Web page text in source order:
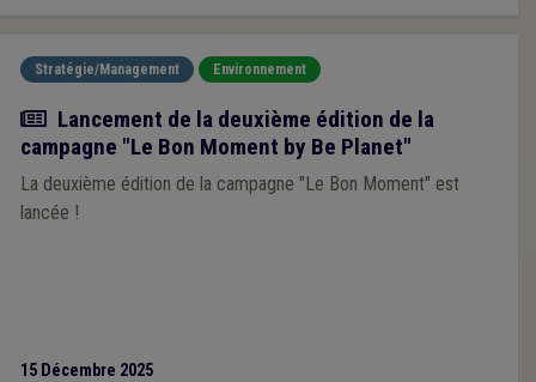
Stratégie/Management Environnement
Actualité
Lancement de la deuxième édition de la
campagne "Le Bon Moment by Be Planet"
La deuxième édition de la campagne "Le Bon Moment" est
lancée !
15 Décembre 2025